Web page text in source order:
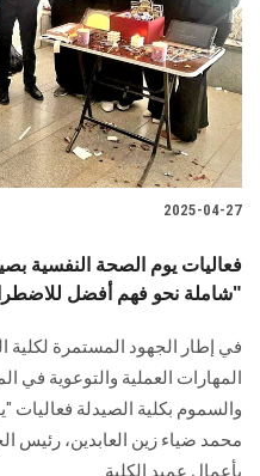
2025-04-27
فعاليات يوم الصحة النفسية
شاملة نحو فهم أفضل للاضطرابات النفسية"
في إطار الجهود المستمرة
المهارات العملية والتوعوية في
والسموم بكلية الصيدلة فعاليات
محمد ضياء زين العابدين، رئيس
بأعمال عميد الكلية.